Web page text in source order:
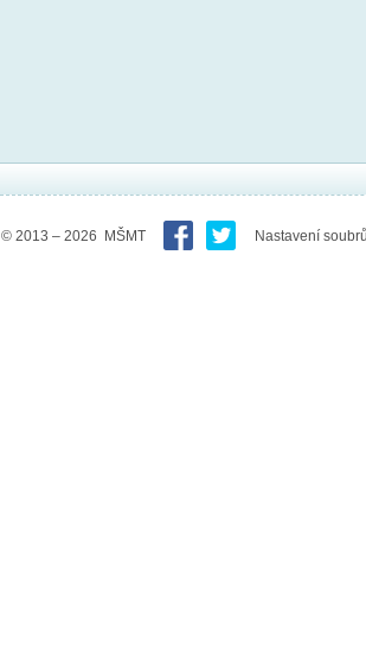
© 2013 – 2026 MŠMT Nastavení